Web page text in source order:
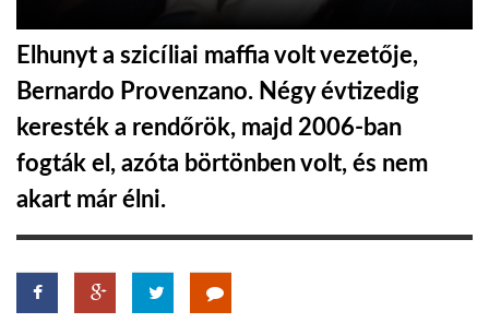
HÍR3D
TROPICALMAGAZIN
Elhunyt a szicíliai maffia volt vezetője,
Bernardo Provenzano. Négy évtizedig
keresték a rendőrök, majd 2006-ban
fogták el, azóta börtönben volt, és nem
akart már élni.